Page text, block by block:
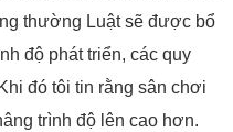
thường Luật sẽ được bổ
độ phát triển, các quy
đó tôi tin rằng sân chơi
trình độ lên cao hơn.